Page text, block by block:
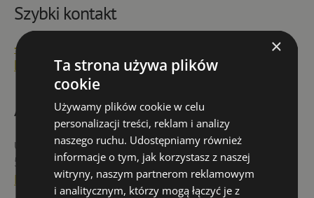
Szybki kontakt
+48 535 634 899
biuro@youenglish.school
Adres
ul. Januszowicka 5
53-135 Wrocław
Budynek triQube, IV piętro
×
Ta strona używa plików
cookie
Używamy plików cookie w celu
personalizacji treści, reklam i analizy
naszego ruchu. Udostępniamy również
informacje o tym, jak korzystasz z naszej
witryny, naszym partnerom reklamowym
i analitycznym, którzy mogą łączyć je z